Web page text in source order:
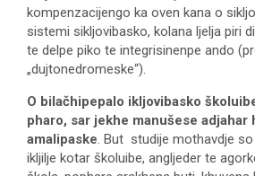
kompenzacijengo ka oven kana o
sistemi sikljovibasko, kolana ljelja piri
te delpe piko te integrisinenpe ando
„dujtonedromeske“).
O bilačhipepalo ikljovibasko
pharo, sar jekhe manušese adjahar
amalipaske. But studije mothavdje
ikljilje kotar školuibe, angljeder te